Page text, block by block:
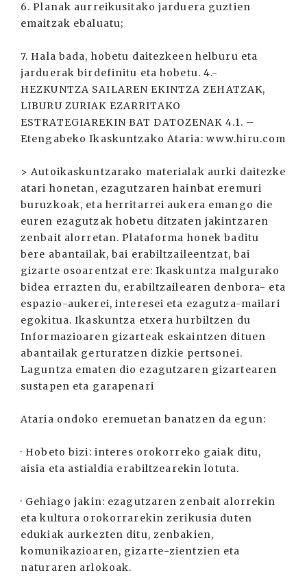
6. Planak aurreikusitako jarduera guztien
emaitzak ebaluatu;
7. Hala bada, hobetu daitezkeen helburu eta
jarduerak birdefinitu eta hobetu. 4.-
HEZKUNTZA SAILAREN EKINTZA ZEHATZAK,
LIBURU ZURIAK EZARRITAKO
ESTRATEGIAREKIN BAT DATOZENAK 4.1. –
Etengabeko Ikaskuntzako Ataria: www.hiru.com
> Autoikaskuntzarako materialak aurki daitezke
atari honetan, ezagutzaren hainbat eremuri
buruzkoak, eta herritarrei aukera emango die
euren ezagutzak hobetu ditzaten jakintzaren
zenbait alorretan. Plataforma honek baditu
bere abantailak, bai erabiltzaileentzat, bai
gizarte osoarentzat ere: Ikaskuntza malgurako
bidea errazten du, erabiltzailearen denbora- eta
espazio-aukerei, interesei eta ezagutza-mailari
egokitua. Ikaskuntza etxera hurbiltzen du
Informazioaren gizarteak eskaintzen dituen
abantailak gerturatzen dizkie pertsonei.
Laguntza ematen dio ezagutzaren gizartearen
sustapen eta garapenari
Ataria ondoko eremuetan banatzen da egun:
· Hobeto bizi: interes orokorreko gaiak ditu,
aisia eta astialdia erabiltzearekin lotuta.
· Gehiago jakin: ezagutzaren zenbait alorrekin
eta kultura orokorrarekin zerikusia duten
edukiak aurkezten ditu, zenbakien,
komunikazioaren, gizarte-zientzien eta
naturaren arlokoak.